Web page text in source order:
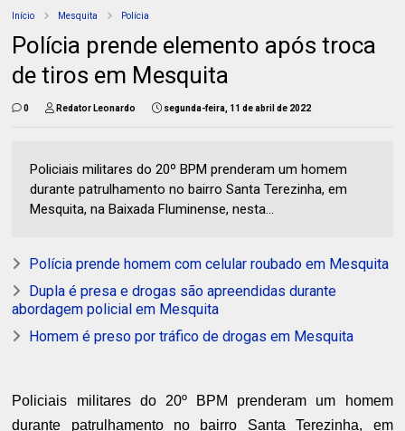
Início Mesquita Polícia
Polícia prende elemento após troca
de tiros em Mesquita
0 Redator Leonardo segunda-feira, 11 de abril de 2022
Policiais militares do 20º BPM prenderam um homem
durante patrulhamento no bairro Santa Terezinha, em
Mesquita, na Baixada Fluminense, nesta...
Polícia prende homem com celular roubado em Mesquita
Dupla é presa e drogas são apreendidas durante
abordagem policial em Mesquita
Homem é preso por tráfico de drogas em Mesquita
Policiais militares do 20º BPM prenderam um homem
durante patrulhamento no bairro Santa Terezinha, em